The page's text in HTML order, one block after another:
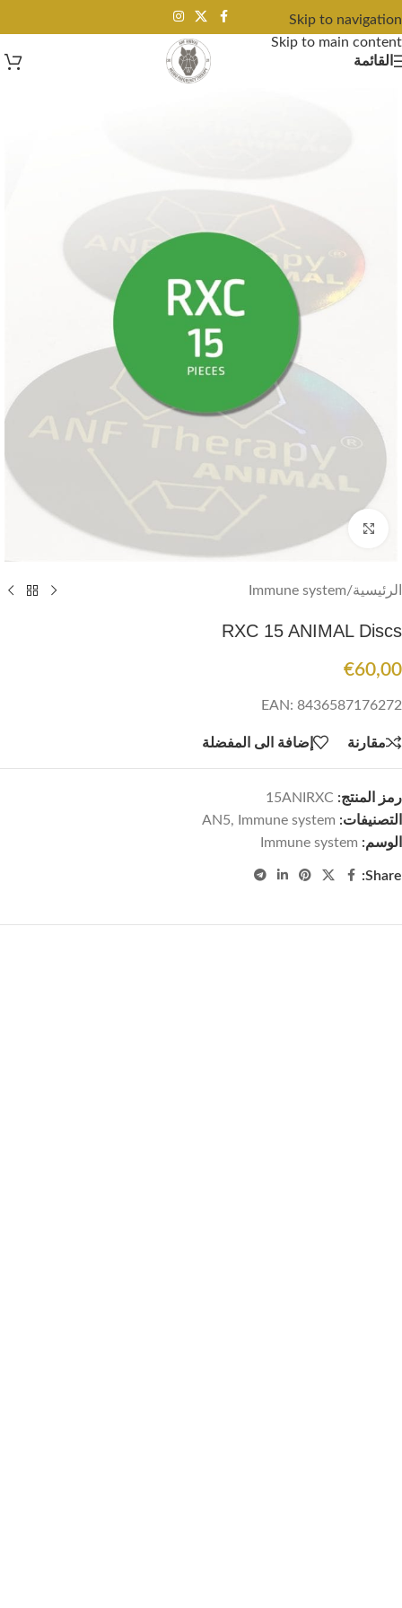
Skip to navigation
Skip to main content
القائمة
اضغط للتكبير
الرئيسية/
Immune system
RXC 15 ANIMAL Discs
€60,00
EAN: 8436587176272
مقارنة إضافة الى المفضلة
رمز المنتج: 15ANIRXC
التصنيفات:
AN5,
Immune system
الوسم: Immune system
Share: